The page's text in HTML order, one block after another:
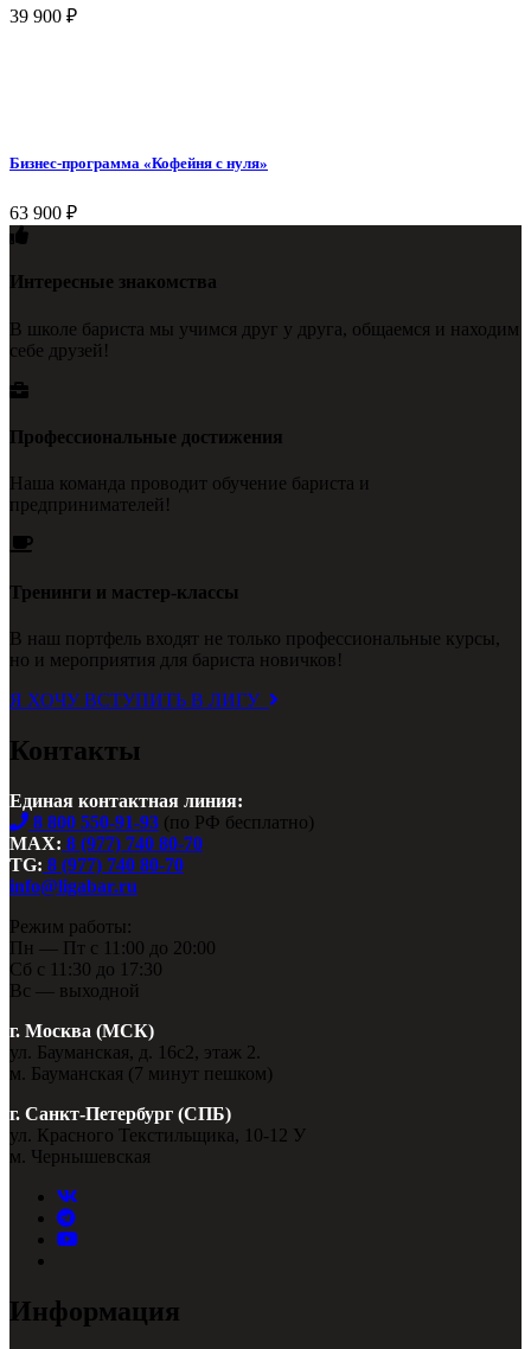
39 900 ₽
Бизнес-программа «Кофейня с нуля»
63 900 ₽
Интересные знакомства
В школе бариста мы учимся друг у друга, общаемся и находим
себе друзей!
Профессиональные достижения
Наша команда проводит обучение бариста и
предпринимателей!
Тренинги и мастер-классы
В наш портфель входят не только профессиональные курсы,
но и мероприятия для бариста новичков!
Я ХОЧУ ВСТУПИТЬ В ЛИГУ
Контакты
Единая контактная линия:
8 800 550-91-93 (по РФ бесплатно)
MAX: 8 (977) 740 80-70
TG: 8 (977) 740 80-70
info@ligabar.ru
Режим работы:
Пн — Пт с 11:00 до 20:00
Сб с 11:30 до 17:30
Вс — выходной
г. Москва (МСК)
ул. Бауманская, д. 16с2, этаж 2.
м. Бауманская (7 минут пешком)
г. Санкт-Петербург (СПБ)
ул. Красного Текстильщика, 10-12 У
м. Чернышевская
Информация